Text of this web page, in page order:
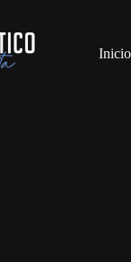
Inicio